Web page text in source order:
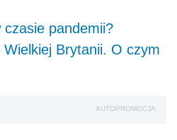
pandemii?
Brytanii. O czym
AUTOPROMOCJA